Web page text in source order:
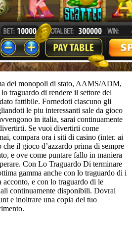
dei monopoli di stato, AAMS/ADM,
traguardo di rendere il settore del
fattibile. Fornedoti ciascuno gli
le piu interessanti sale da gioco
in italia, sarai continuamente
Se vuoi divertirti come
compara ora i siti di casino (inter. ai
il gioco d’azzardo prima di sempre
e ove come puntare fallo in maniera
Con Lo Traguardo Di terminare
gamma anche con lo traguardo di i
acconto, e con lo traguardo di le
continuamente disponibili. Dovrai
e inoltrare una copia del tuo